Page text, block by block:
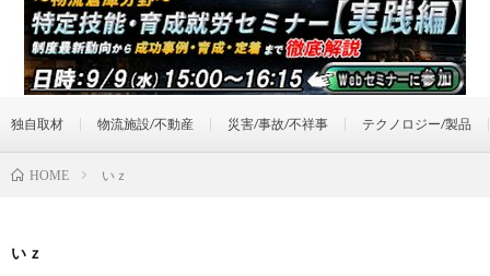
独自取材 物流施設/不動産 災害/事故/不祥事 テクノロジー/製品
HOME いｚ
いｚ